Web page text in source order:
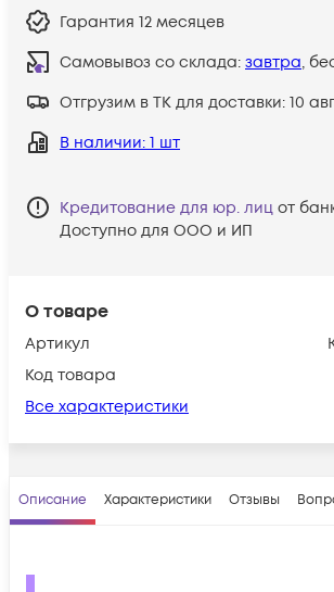
О товаре
Артикул
Код товара
Все характеристики
Гарантия 12 месяцев
Самовывоз со склада: завтра,
Отгрузим в ТК для доставки: 10
В наличии: 1 шт
Кредитование для юр. лиц от
Доступно для ООО и ИП
Описание Характеристики Отзывы